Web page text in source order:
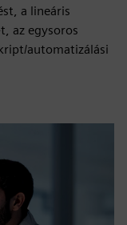
a lineáris
az egysoros
automatizálási